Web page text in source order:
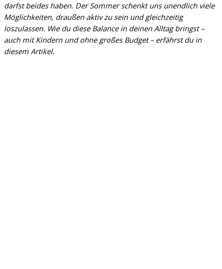
darfst beides haben. Der Sommer schenkt uns unendlich viele
Möglichkeiten, draußen aktiv zu sein und gleichzeitig
loszulassen. Wie du diese Balance in deinen Alltag bringst –
auch mit Kindern und ohne großes Budget – erfährst du in
diesem Artikel.